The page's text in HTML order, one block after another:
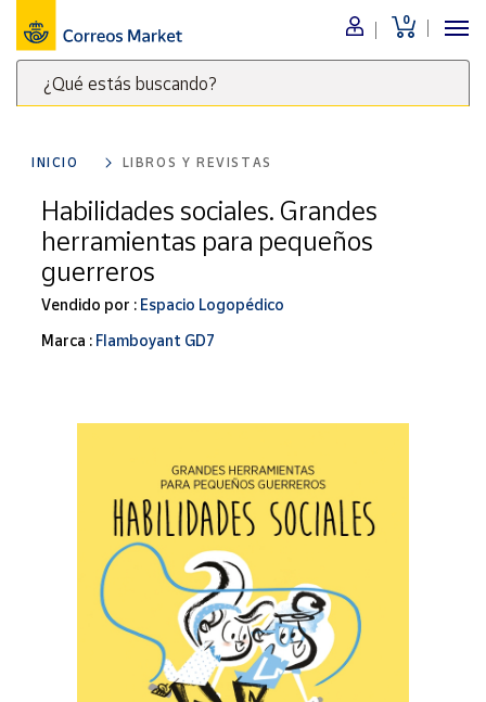
0
¿Qué estás buscando?
clave
para
buscar
productos
Correos
Menú
Nuestro
catálogo
Alimentación
Bebidas
Ocio y cultura
Juguetes y
juegos
Libros y
Para Canarias,
Ceuta y Melilla
INICIO LIBROS Y REVISTAS
Habilidades sociales. Grandes
herramientas para pequeños
guerreros
Vendido por : Espacio Logopédico
Marca : Flamboyant GD7